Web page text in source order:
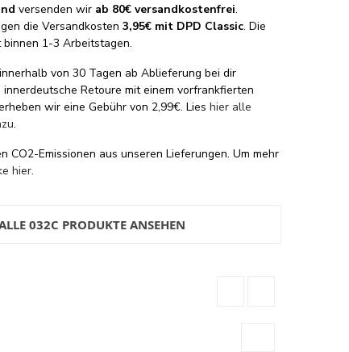
versenden wir ab 80€ versandkostenfrei.
die Versandkosten3,95€ mit DPD Classic. Die
1-3 Arbeitstagen.
von 30 Tagen ab Ablieferung bei dir
innerdeutsche Retoure mit einem vorfrankfierten
wir eine Gebühr von 2,99€. Lieshier alle
.
CO2-Emissionen aus unseren Lieferungen. Um mehr
hier.
032C PRODUKTE ANSEHEN